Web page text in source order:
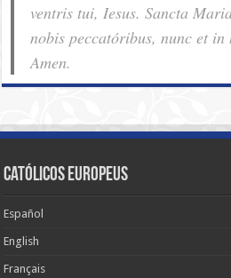
ventris tui, Iesus. Sancta
nobis pec­ca­tóribus, nunc et
Amen.
Católicos Europeus
Español
English
Français